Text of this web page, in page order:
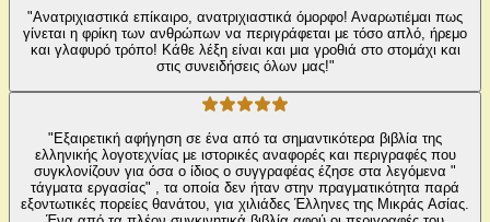
"Ανατριχιαστικά επίκαιρο, ανατριχιαστικά όμορφο! Αναρωτιέμαι πως
γίνεται η φρίκη των ανθρώπων να περιγράφεται με τόσο απλό, ήρεμο
και γλαφυρό τρόπο! Κάθε λέξη είναι και μια γροθιά στο στομάχι και
στις συνειδήσεις όλων μας!"
"Εξαιρετική αφήγηση σε ένα από τα σημαντικότερα βιβλία της
ελληνικής λογοτεχνίας με ιστορικές αναφορές και περιγραφές που
συγκλονίζουν για όσα ο ίδιος ο συγγραφέας έζησε στα λεγόμενα "
τάγματα εργασίας" , τα οποία δεν ήταν στην πραγματικότητα παρά
εξοντωτικές πορείες θανάτου, για χιλιάδες Έλληνες της Μικράς Ασίας.